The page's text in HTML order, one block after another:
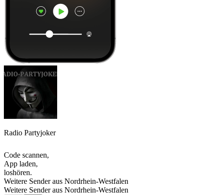
Radio Partyjoker
Code scannen,
App laden,
loshören.
Weitere Sender aus Nordrhein-Westfalen
Weitere Sender aus Nordrhein-Westfalen